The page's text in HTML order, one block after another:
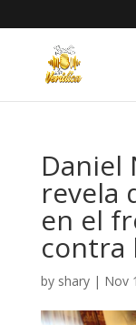
Daniel
revela
en el
contra
by shary| Nov